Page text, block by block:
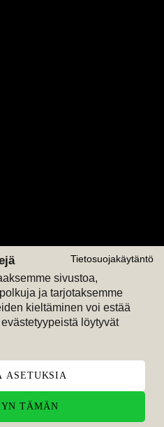
Tietosuojakäytäntö
sivustoa,
ja tarjotaksemme
kieltäminen voi estää
löytyvät
ASETUKSIA
TÄMÄN
Seuraa meitä